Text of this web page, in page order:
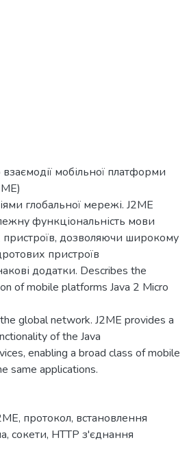
мобільної платформи
глобальної мережі. J2ME
функціональність мови
пристроїв, дозволяючи широкому
пристроїв
додатки. Describes the
of mobile platforms Java 2 Micro
global network. J2ME provides a
of the Java
enabling a broad class of mobile
same applications.
, протокол, встановлення
, сокети, HTTP з'єднання